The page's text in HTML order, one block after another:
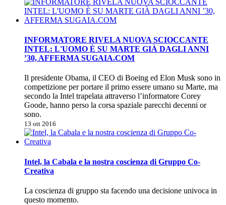
INFORMATORE RIVELA NUOVA SCIOCCANTE
INTEL: L'UOMO È SU MARTE GIÀ DAGLI ANNI
’30, AFFERMA SUGAIA.COM
Il presidente Obama, il CEO di Boeing ed Elon Musk sono in
competizione per portare il primo essere umano su Marte, ma
secondo la Intel trapelata attraverso l’informatore Corey
Goode, hanno perso la corsa spaziale parecchi decenni or
sono.
13 ott 2016
Intel, la Cabala e la nostra coscienza di Gruppo Co-
Creativa
La coscienza di gruppo sta facendo una decisione univoca in
questo momento.